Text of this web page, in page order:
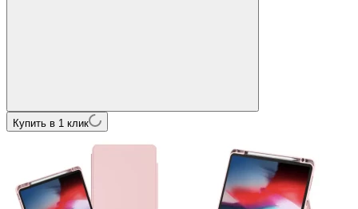
Купить в 1 клик